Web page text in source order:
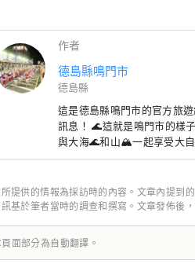
作者
德島縣鳴門市
德島縣
這是德島縣鳴門市的官方旅
訊息！ 🌊這就是鳴門市的樣
與大海🌊和山🏔一起享受大
觀光景點！
提供的情報為採訪時的內容。文章內提到
基於筆者當時的調查和撰寫。文章發佈後
面部分為自動翻譯。